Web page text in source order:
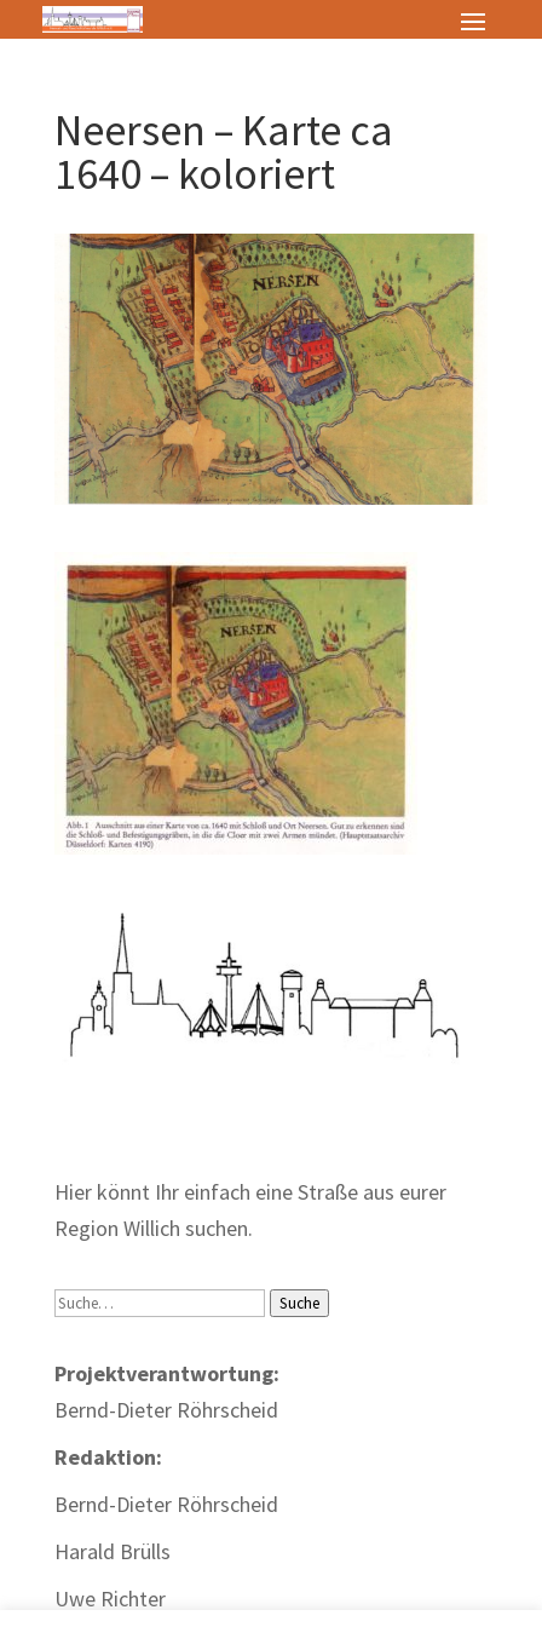
Neersen – Karte ca
1640 – koloriert
Hier könnt Ihr einfach eine Straße aus eurer
Region Willich suchen.
Suche Suche
Projektverantwortung:
Bernd-Dieter Röhrscheid
Redaktion:
Bernd-Dieter Röhrscheid
Harald Brülls
Uwe Richter